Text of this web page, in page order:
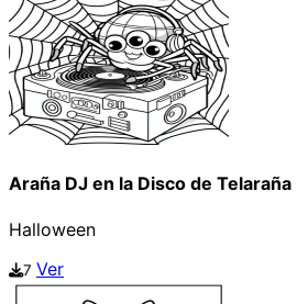
Araña DJ en la Disco de Telaraña
Halloween
7 Ver